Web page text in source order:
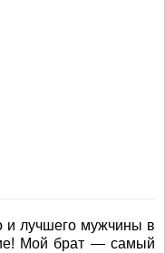
и лучшего мужчины в
Мой брат — самый